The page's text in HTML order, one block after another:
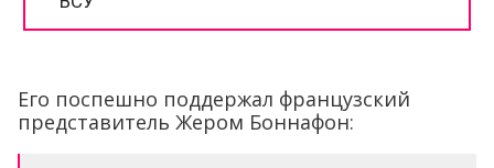
Его поспешно поддержал французский
представитель Жером Боннафон: